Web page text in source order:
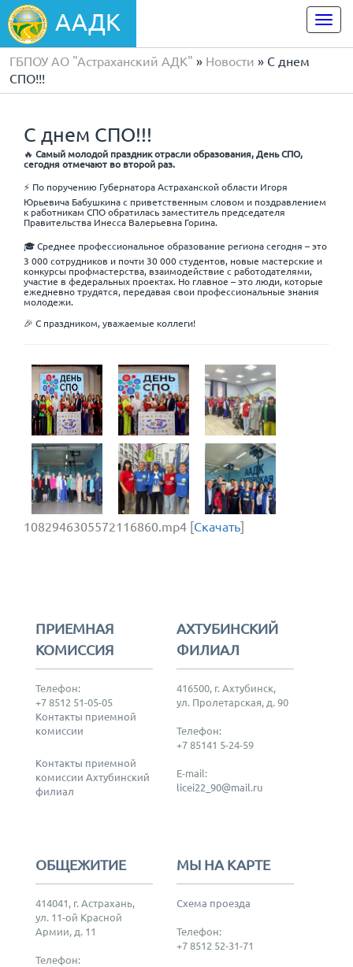
ААДК
ГБПОУ АО "Астраханский АДК" » Новости » С днем
СПО!!!
С днем СПО!!!
🔥 Самый молодой праздник отрасли образования, День СПО,
сегодня отмечают во второй раз.
⚡️ По поручению Губернатора Астраханской области Игоря
Юрьевича Бабушкина с приветственным словом и поздравлением
к работникам СПО обратилась заместитель председателя
Правительства Инесса Валерьевна Горина.
🎓 Среднее профессиональное образование региона сегодня – это
3 000 сотрудников и почти 30 000 студентов, новые мастерские и
конкурсы профмастерства, взаимодействие с работодателями,
участие в федеральных проектах. Но главное – это люди, которые
ежедневно трудятся, передавая свои профессиональные знания
молодежи.
🎉 С праздником, уважаемые коллеги!
1082946305572116860.mp4 [Скачать]
ПРИЕМНАЯ
КОМИССИЯ
Телефон:
+7 8512 51-05-05
Контакты приемной
комиссии
Контакты приемной
комиссии Ахтубинский
филиал
АХТУБИНСКИЙ
ФИЛИАЛ
416500, г. Ахтубинск,
ул. Пролетарская, д. 90
Телефон:
+7 85141 5-24-59
E-mail:
licei22_90@mail.ru
ОБЩЕЖИТИЕ
414041, г. Астрахань,
ул. 11-ой Красной
Армии, д. 11
Телефон:
МЫ НА КАРТЕ
Схема проезда
Телефон:
+7 8512 52-31-71